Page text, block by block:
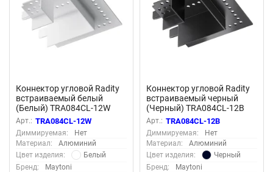
Коннектор угловой Radity
встраиваемый белый
(Белый) TRA084CL-12W
Арт.: TRA084CL-12W
Диммируемая:
Нет
Материал:
Алюминий
Цвет изделия:
Белый
Бренд:
Maytoni
Коннектор угловой Radity
встраиваемый черный
(Черный) TRA084CL-12B
Арт.: TRA084CL-12B
Диммируемая:
Нет
Материал:
Алюминий
Цвет изделия:
Черный
Бренд:
Maytoni